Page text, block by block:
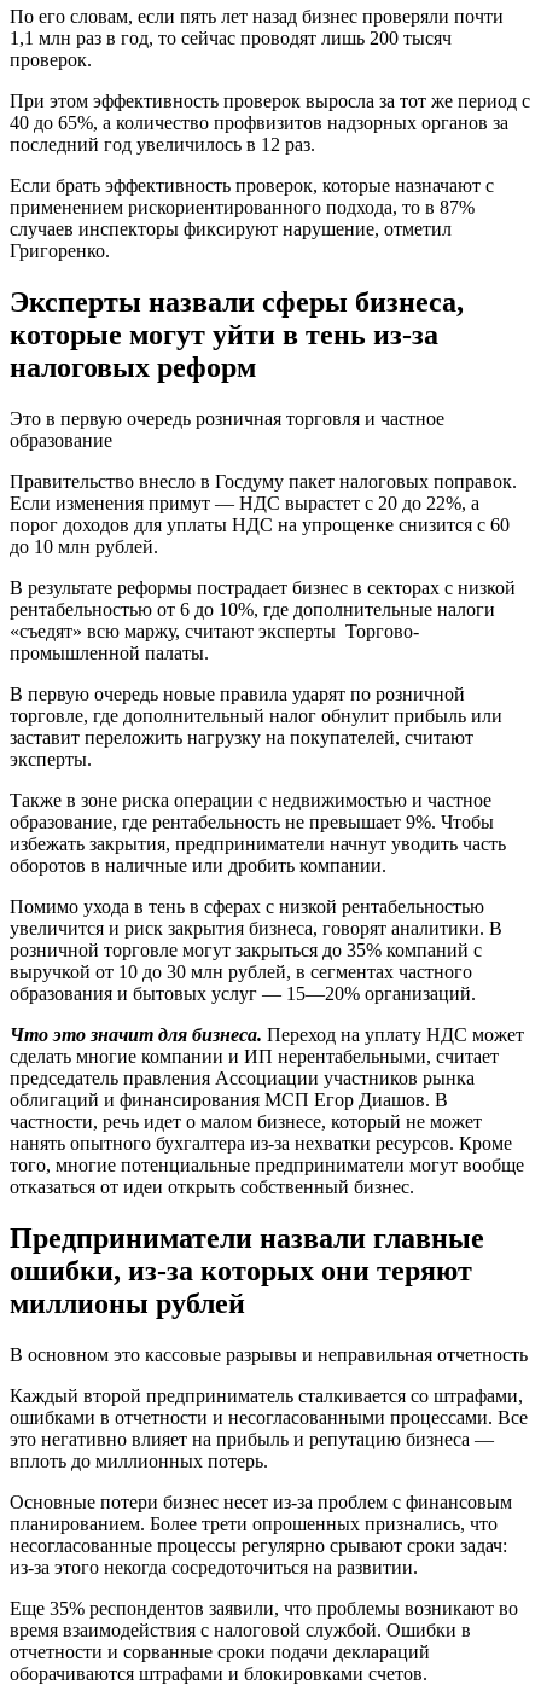
По его словам, если пять лет назад бизнес проверяли почти
1,1 млн раз в год, то сейчас проводят лишь 200 тысяч
проверок.
При этом эффективность проверок выросла за тот же период с
40 до 65%, а количество профвизитов надзорных органов за
последний год увеличилось в 12 раз.
Если брать эффективность проверок, которые назначают с
применением рискориентированного подхода, то в 87%
случаев инспекторы фиксируют нарушение, отметил
Григоренко.
Эксперты назвали сферы бизнеса,
которые могут уйти в тень из-за
налоговых реформ
Это в первую очередь розничная торговля и частное
образование
Правительство внесло в Госдуму пакет налоговых поправок.
Если изменения примут — НДС вырастет с 20 до 22%, а
порог доходов для уплаты НДС на упрощенке снизится с 60
до 10 млн рублей.
В результате реформы пострадает бизнес в секторах с низкой
рентабельностью от 6 до 10%, где дополнительные налоги
«съедят» всю маржу, считают эксперты Торгово-
промышленной палаты.
В первую очередь новые правила ударят по розничной
торговле, где дополнительный налог обнулит прибыль или
заставит переложить нагрузку на покупателей, считают
эксперты.
Также в зоне риска операции с недвижимостью и частное
образование, где рентабельность не превышает 9%. Чтобы
избежать закрытия, предприниматели начнут уводить часть
оборотов в наличные или дробить компании.
Помимо ухода в тень в сферах с низкой рентабельностью
увеличится и риск закрытия бизнеса, говорят аналитики. В
розничной торговле могут закрыться до 35% компаний с
выручкой от 10 до 30 млн рублей, в сегментах частного
образования и бытовых услуг — 15—20% организаций.
Что это значит для бизнеса. Переход на уплату НДС может
сделать многие компании и ИП нерентабельными, считает
председатель правления Ассоциации участников рынка
облигаций и финансирования МСП Егор Диашов. В
частности, речь идет о малом бизнесе, который не может
нанять опытного бухгалтера из-за нехватки ресурсов. Кроме
того, многие потенциальные предприниматели могут вообще
отказаться от идеи открыть собственный бизнес.
Предприниматели назвали главные
ошибки, из-за которых они теряют
миллионы рублей
В основном это кассовые разрывы и неправильная отчетность
Каждый второй предприниматель сталкивается со штрафами,
ошибками в отчетности и несогласованными процессами. Все
это негативно влияет на прибыль и репутацию бизнеса —
вплоть до миллионных потерь.
Основные потери бизнес несет из-за проблем с финансовым
планированием. Более трети опрошенных признались, что
несогласованные процессы регулярно срывают сроки задач:
из-за этого некогда сосредоточиться на развитии.
Еще 35% респондентов заявили, что проблемы возникают во
время взаимодействия с налоговой службой. Ошибки в
отчетности и сорванные сроки подачи деклараций
оборачиваются штрафами и блокировками счетов.